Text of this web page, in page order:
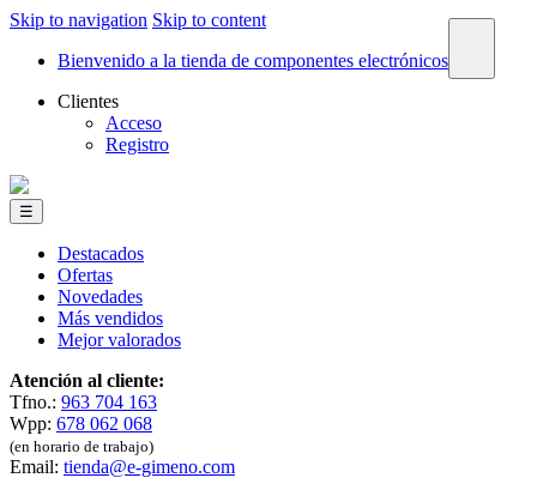
Skip to navigation Skip to content
Bienvenido a la tienda de componentes electrónicos
Clientes
Acceso
Registro
☰
Destacados
Ofertas
Novedades
Más vendidos
Mejor valorados
Atención al cliente:
Tfno.: 963 704 163
Wpp: 678 062 068
(en horario de trabajo)
Email: tienda@e-gimeno.com